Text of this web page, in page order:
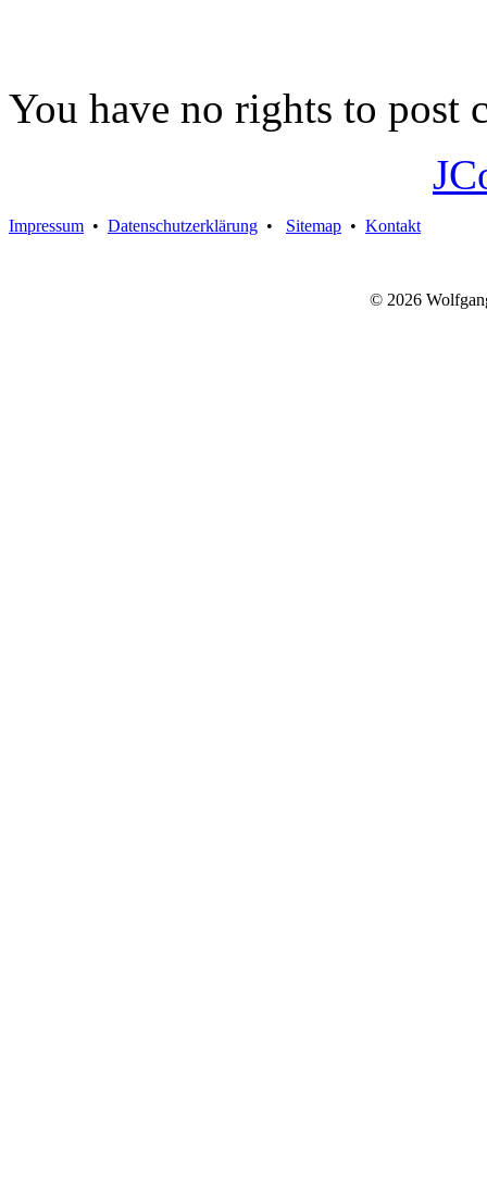
You have no rights to post
Impressum • Datenschutzerklärung • Sitemap • Kontakt
© 2026